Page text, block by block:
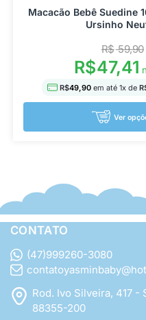
Macacão Bebê Suedine
Ursinho
R$59,90
R$47,41
R$49,90 em até 1x de
Ver
CONTATO
(47)999260-3080
Rod. Ivo Silveira, 417
88355-200